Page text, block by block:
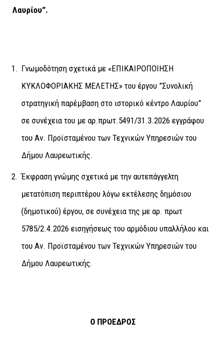
Λαυρίου”.
Γνωμοδότηση σχετικά με «ΕΠΙΚΑΙΡΟΠΟΙΗΣΗ
ΚΥΚΛΟΦΟΡΙΑΚΗΣ ΜΕΛΕΤΗΣ» του έργου ”Συνολική
στρατηγική παρέμβαση στο ιστορικό κέντρο Λαυρίου”
σε συνέχεια του με αρ.πρωτ.5491/31.3.2026 εγγράφου
του Αν. Προϊσταμένου των Τεχνικών Υπηρεσιών του
Δήμου Λαυρεωτικής.
Έκφραση γνώμης σχετικά με την αυτεπάγγελτη
μετατόπιση περιπτέρου λόγω εκτέλεσης δημόσιου
(δημοτικού) έργου, σε συνέχεια της με αρ. πρωτ
5785/2.4.2026 εισηγήσεως του αρμόδιου υπαλλήλου και
του Αν. Προϊσταμένου των Τεχνικών Υπηρεσιών του
Δήμου Λαυρεωτικής.
Ο ΠΡΟΕΔΡΟΣ